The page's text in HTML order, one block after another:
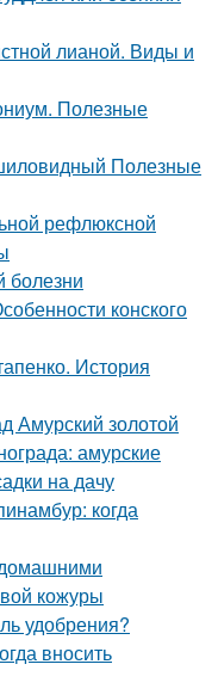
лианой. Виды и
Полезные
Полезные
рефлюксной
болезни
конского
История
Амурский золотой
амурские
на дачу
когда
кожуры
удобрения?
вносить